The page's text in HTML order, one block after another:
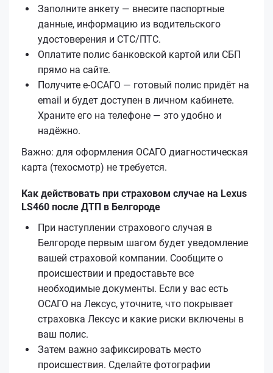
Заполните анкету — внесите паспортные
данные, информацию из водительского
удостоверения и СТС/ПТС.
Оплатите полис банковской картой или СБП
прямо на сайте.
Получите е‑ОСАГО — готовый полис придёт на
email и будет доступен в личном кабинете.
Храните его на телефоне — это удобно и
надёжно.
Важно: для оформления ОСАГО диагностическая
карта (техосмотр) не требуется.
Как действовать при страховом случае на Lexus
LS460 после ДТП в Белгороде
При наступлении страхового случая в
Белгороде первым шагом будет уведомление
вашей страховой компании. Сообщите о
происшествии и предоставьте все
необходимые документы. Если у вас есть
ОСАГО на Лексус, уточните, что покрывает
страховка Лексус и какие риски включены в
ваш полис.
Затем важно зафиксировать место
происшествия. Сделайте фотографии